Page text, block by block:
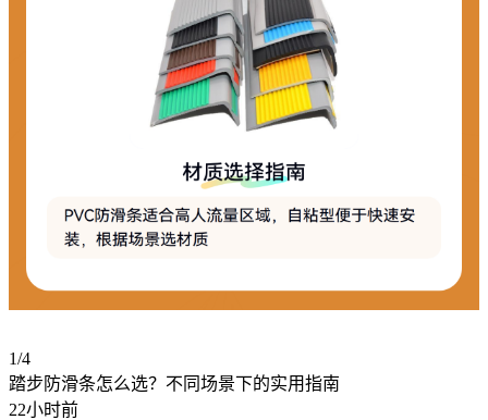
1/4
踏步防滑条怎么选？不同场景下的实用指南
22小时前